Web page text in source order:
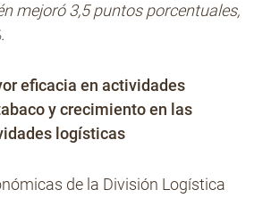
mejoró 3,5 puntos porcentuales,
eficacia en actividades
y crecimiento en las
logísticas
de la División Logística